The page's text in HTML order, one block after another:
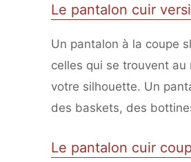
Le pantalon cuir
Un pantalon à la coupe
celles qui se trouvent
votre silhouette. Un
des baskets, des
Le pantalon cuir